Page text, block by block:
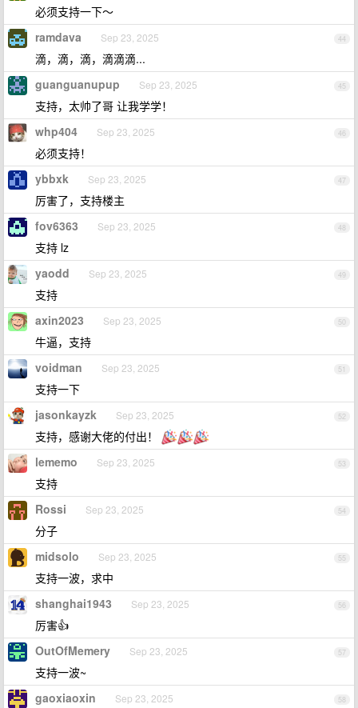
必须支持一下～
44
ramdava Sep 23, 2025
滴，滴，滴，滴滴滴...
45
guanguanupup Sep 23, 2025
支持，太帅了哥 让我学学！
46
whp404 Sep 23, 2025
必须支持！
47
ybbxk Sep 23, 2025
厉害了，支持楼主
48
fov6363 Sep 23, 2025
支持 lz
49
yaodd Sep 23, 2025
支持
50
axin2023 Sep 23, 2025
牛逼，支持
51
voidman Sep 23, 2025
支持一下
52
jasonkayzk Sep 23, 2025
支持，感谢大佬的付出！
53
lememo Sep 23, 2025
支持
54
Rossi Sep 23, 2025
分子
55
midsolo Sep 23, 2025
支持一波，求中
56
shanghai1943 Sep 23, 2025
厉害👍
57
OutOfMemery Sep 23, 2025
支持一波~
58
gaoxiaoxin Sep 23, 2025